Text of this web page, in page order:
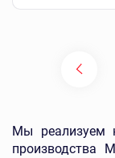
Мы реализуем
производства